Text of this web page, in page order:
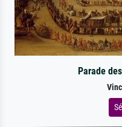
Parade